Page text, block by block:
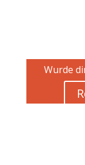
Wurde